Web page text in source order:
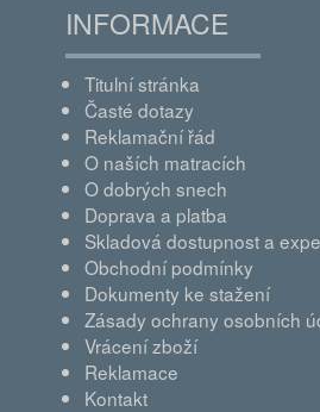
INFORMACE
Titulní stránka
Časté dotazy
Reklamační řád
O naších matracích
O dobrých snech
Doprava a platba
Skladová dostupnost a
Obchodní podmínky
Dokumenty ke stažení
Zásady ochrany osobních
Vrácení zboží
Reklamace
Kontakt